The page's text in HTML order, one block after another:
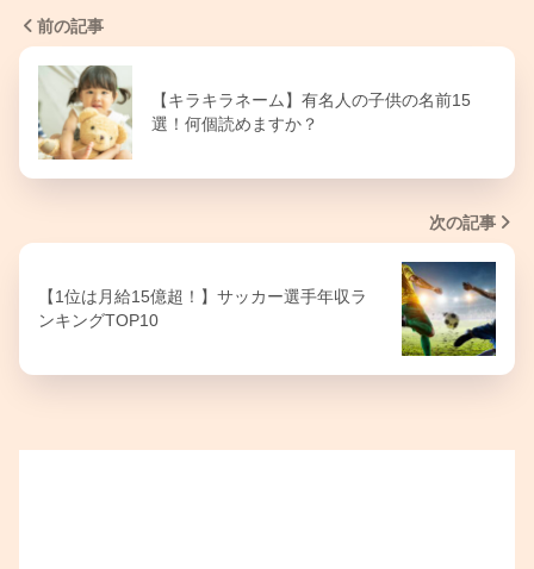
前の記事
【キラキラネーム】有名人の子供の名前15
選！何個読めますか？
次の記事
【1位は月給15億超！】サッカー選手年収ラ
ンキングTOP10